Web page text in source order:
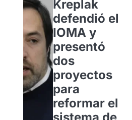
Kreplak
defendió el
IOMA y
presentó
dos
proyectos
para
reformar el